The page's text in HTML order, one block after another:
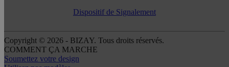
Dispositif de Signalement
Copyright © 2026 - BIZAY. Tous droits réservés.
COMMENT ÇA MARCHE
Soumettez votre design